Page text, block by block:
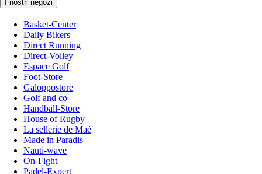
I nostri negozi
Basket-Center
Daily Bikers
Direct Running
Direct-Volley
Espace Golf
Foot-Store
Galoppostore
Golf and co
Handball-Store
House of Rugby
La sellerie de Maé
Made in Paradis
Nauti-wave
On-Fight
Padel-Expert